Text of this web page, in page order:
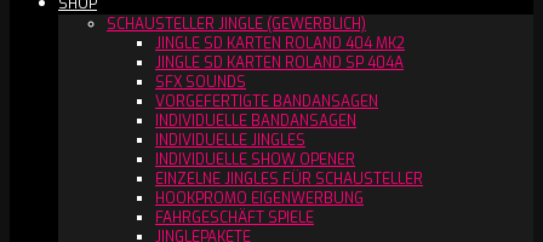
SCHAUSTELLER JINGLE (GEWERBLICH)
JINGLE SD KARTEN ROLAND 404 MK2
JINGLE SD KARTEN ROLAND SP 404A
SFX SOUNDS
VORGEFERTIGTE BANDANSAGEN
INDIVIDUELLE BANDANSAGEN
INDIVIDUELLE JINGLES
INDIVIDUELLE SHOW OPENER
EINZELNE JINGLES FÜR SCHAUSTELLER
HOOKPROMO EIGENWERBUNG
FAHRGESCHÄFT SPIELE
JINGLEPAKETE